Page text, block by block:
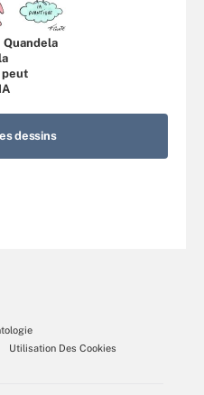
Quandela
peut
dessins
Utilisation Des Cookies